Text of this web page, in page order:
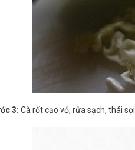
3: Cà rốt cạo vỏ, rửa sạch, thái sợi.